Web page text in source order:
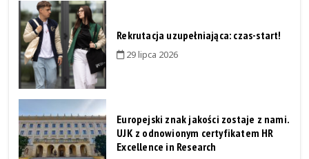
Rekrutacja uzupełniająca: czas-start!
29 lipca 2026
Europejski znak jakości zostaje z nami.
UJK z odnowionym certyfikatem HR
Excellence in Research